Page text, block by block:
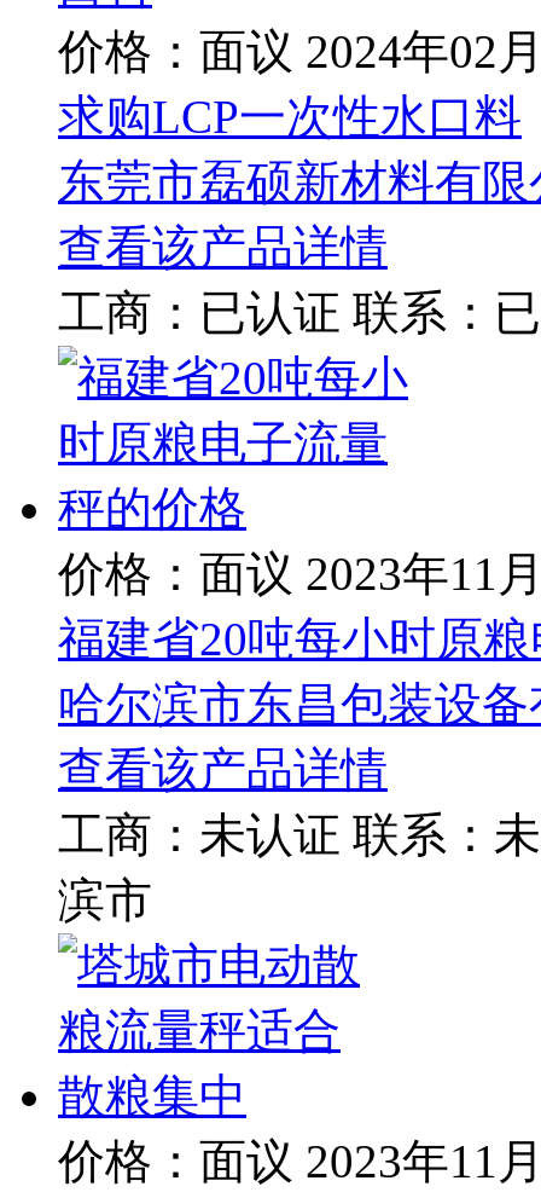
价格：面议 2024年02
求购LCP一次性水口料
东莞市磊硕新材料有限
查看该产品详情
工商： 已认证 联系：
价格：面议 2023年11
福建省20吨每小时原
哈尔滨市东昌包装设
查看该产品详情
工商： 未认证 联系：
滨市
价格：面议 2023年11